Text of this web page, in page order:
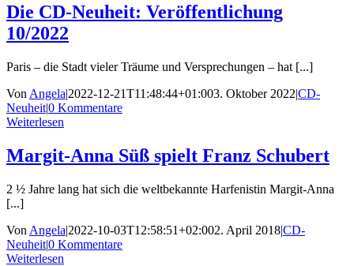
Die CD-Neuheit: Veröffentlichung
10/2022
Paris – die Stadt vieler Träume und Versprechungen – hat [...]
Von Angela|2022-12-21T11:48:44+01:003. Oktober 2022|CD-
Neuheit|0 Kommentare
Weiterlesen
Margit-Anna Süß spielt Franz Schubert
2 ½ Jahre lang hat sich die weltbekannte Harfenistin Margit-Anna
[...]
Von Angela|2022-10-03T12:58:51+02:002. April 2018|CD-
Neuheit|0 Kommentare
Weiterlesen